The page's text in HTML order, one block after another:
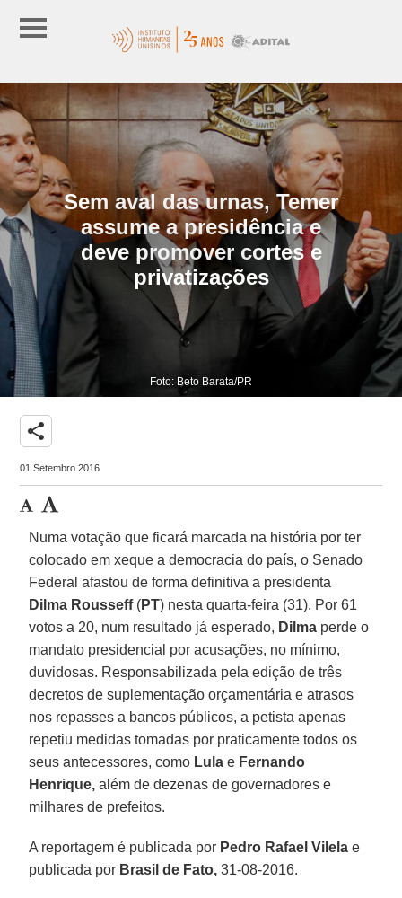
Sem aval das urnas, Temer
assume a presidência e
deve promover cortes e
privatizações
Foto: Beto Barata/PR
share
01 Setembro 2016
Numa votação que ficará marcada na história por ter
colocado em xeque a democracia do país, o Senado
Federal afastou de forma definitiva a presidenta
Dilma Rousseff(PT) nesta quarta-feira (31). Por 61
votos a 20, num resultado já esperado, Dilma perde o
mandato presidencial por acusações, no mínimo,
duvidosas. Responsabilizada pela edição de três
decretos de suplementação orçamentária e atrasos
nos repasses a bancos públicos, a petista apenas
repetiu medidas tomadas por praticamente todos os
seus antecessores, como Lula e Fernando
Henrique, além de dezenas de governadores e
milhares de prefeitos.
A reportagem é publicada por Pedro Rafael Vilela e
publicada por Brasil de Fato, 31-08-2016.